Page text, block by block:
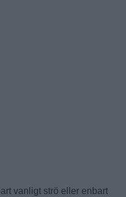
vanligt strö eller enbart